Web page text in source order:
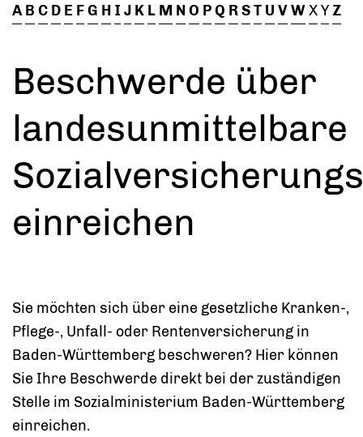
A B C D E FG H I J K L M NO PQ RST U VWXYZ
Beschwerde über
landesunmittelbare
einreichen
Sie möchten sich über eine gesetzliche Kranken-,
Pflege-, Unfall- oder Rentenversicherung in
Baden-Württemberg beschweren? Hier können
Sie Ihre Beschwerde direkt bei der zuständigen
Stelle im Sozialministerium Baden-Württemberg
einreichen.